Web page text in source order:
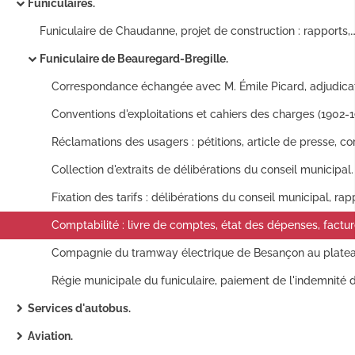
Funiculaires.
Funiculaire de Chaudanne, projet de construction : rapports, plans, notes, correspondance [projet non réalisé].
Funiculaire de Beauregard-Bregille.
Collection d'extraits de délibérations du conseil municipal.
Comptabilité : livre de comptes, état des dépenses,
Services d'autobus.
Aviation.